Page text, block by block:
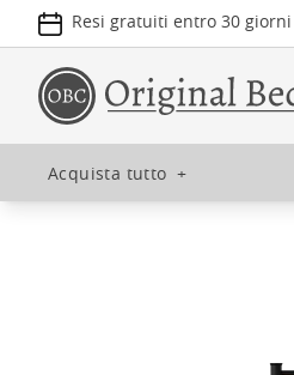
Resi gratuiti entro 30 giorni
Acquista tutto +